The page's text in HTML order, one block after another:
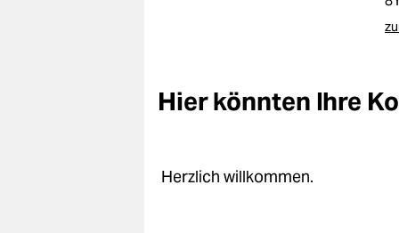
Hier könnten Ihre
Herzlich willkommen.